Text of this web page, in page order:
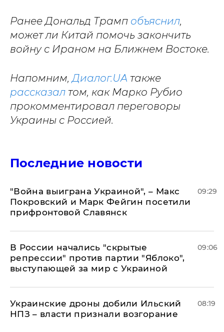
Ранее Дональд Трамп объяснил,
может ли Китай помочь закончить
войну с Ираном на Ближнем Востоке.
Напомним,Диалог.UA также
рассказал том, как Марко Рубио
прокомментировал переговоры
Украины с Россией.
Последние новости
"Война выиграна Украиной", – Макс
Покровский и Марк Фейгин посетили
прифронтовой Славянск
09:29
В России начались "скрытые
репрессии" против партии "Яблоко",
выступающей за мир с Украиной
09:06
Украинские дроны добили Ильский
НПЗ – власти признали возгорание
08:19